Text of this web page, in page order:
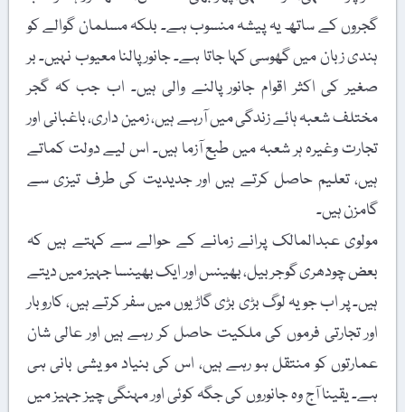
گجروں کے ساتھ یہ پیشہ منسوب ہے۔ بلکہ مسلمان گوالے کو
ہندی زبان میں گھوسی کہا جاتا ہے۔ جانور پالنا معیوب نہیں۔ بر
صغیر کی اکثر اقوام جانور پالنے والی ہیں۔ اب جب کہ گجر
مختلف شعبہ ہائے زندگی میں آرہے ہیں، زمین داری، باغبانی اور
تجارت وغیرہ ہر شعبہ میں طبع آزما ہیں۔ اس لیے دولت کماتے
ہیں، تعلیم حاصل کرتے ہیں اور جدیدیت کی طرف تیزی سے
گامزن ہیں۔
مولوی عبدالمالک پرانے زمانے کے حوالے سے کہتے ہیں کہ
بعض چودھری گوجر بیل، بھینس اور ایک بھینسا جہیز میں دیتے
ہیں۔ پر اب جو یہ لوگ بڑی بڑی گاڑیوں میں سفر کرتے ہیں، کاروبار
اور تجارتی فرموں کی ملکیت حاصل کر رہے ہیں اور عالی شان
عمارتوں کو منتقل ہو رہے ہیں، اس کی بنیاد مویشی بانی ہی
ہے۔ یقینا آج وہ جانوروں کی جگہ کوئی اور مہنگی چیز جہیز میں